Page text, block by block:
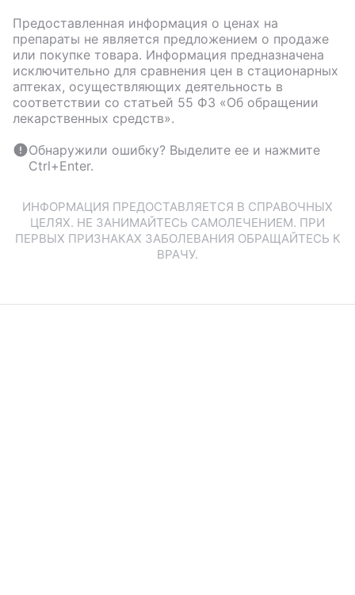
Предоставленная информация о ценах на
препараты не является предложением о продаже
или покупке товара. Информация предназначена
исключительно для сравнения цен в стационарных
аптеках, осуществляющих деятельность в
соответствии со статьей 55 ФЗ «Об обращении
лекарственных средств».
Обнаружили ошибку? Выделите ее и нажмите
Ctrl+Enter.
ИНФОРМАЦИЯ ПРЕДОСТАВЛЯЕТСЯ В СПРАВОЧНЫХ
ЦЕЛЯХ. НЕ ЗАНИМАЙТЕСЬ САМОЛЕЧЕНИЕМ. ПРИ
ПЕРВЫХ ПРИЗНАКАХ ЗАБОЛЕВАНИЯ ОБРАЩАЙТЕСЬ К
ВРАЧУ.